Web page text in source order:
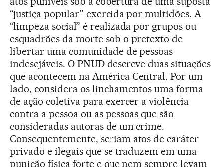
“justiça popular” exercida por multidões. A
“limpeza social” é realizada por grupos ou
esquadrões da morte sob o pretexto de
libertar uma comunidade de pessoas
indesejáveis. O PNUD descreve duas situações
que acontecem na América Central. Por um
lado, considera os linchamentos uma forma
de ação coletiva para exercer a violência
contra a pessoa ou as pessoas que são
consideradas autoras de um crime.
Consequentemente, seriam atos de caráter
privado e ilegais que se traduzem em uma
punição física forte e que nem sempre levam